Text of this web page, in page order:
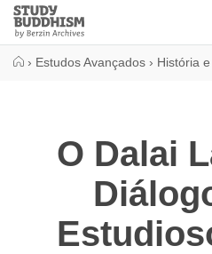
Close
Study
Buddhism
› Estudos Avançados › História
O Dalai